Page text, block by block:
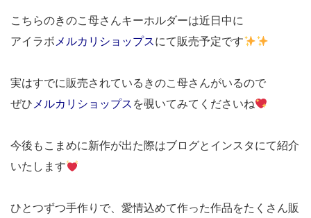
こちらのきのこ母さんキーホルダーは近日中に
アイラボ メルカリショップスにて販売予定です
実はすでに販売されているきのこ母さんがいるので
ぜひ メルカリショップス を覗いてみてくださいね
今後もこまめに新作が出た際はブログとインスタにて紹介
いたします
ひとつずつ手作りで、愛情込めて作った作品をたくさん販